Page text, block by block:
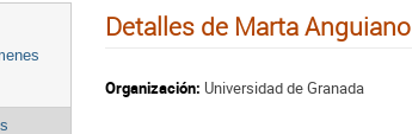
Detalles de Marta Anguiano
Organización: Universidad de Granada